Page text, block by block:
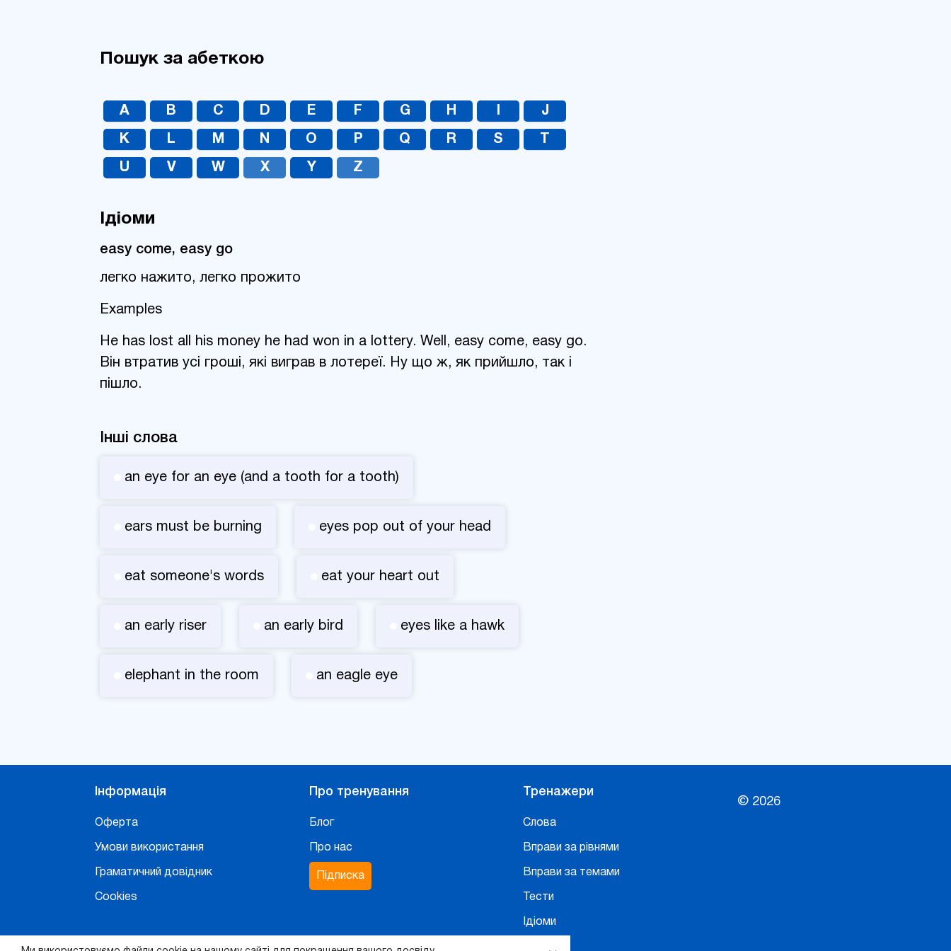
Пошук за абеткою
A B C D E F G H J
K L M N O P Q R S
U V W X Y Z
Ідіоми
easy come, easy go
легко нажито, легко прожито
Examples
He has lost all his money he had won in a lottery. Well, easy come, easy go.
Він втратив усі гроші, які виграв в лотереї. Ну що ж, як прийшло, так і
пішло.
Інші слова
an eye for an eye (and a tooth for a tooth)
ears must be burning eyes pop out of your head
eat someone's words eat your heart out
an early riser an early bird eyes like a hawk
elephant in the room an eagle eye
Інформація
Оферта
Умови використання
Граматичний довідник
Cookies
Про тренування
Блог
Про нас
Підписка
Тренажери
Слова
Вправи за рівнями
Вправи за темами
Тести
Ідіоми
© 2026